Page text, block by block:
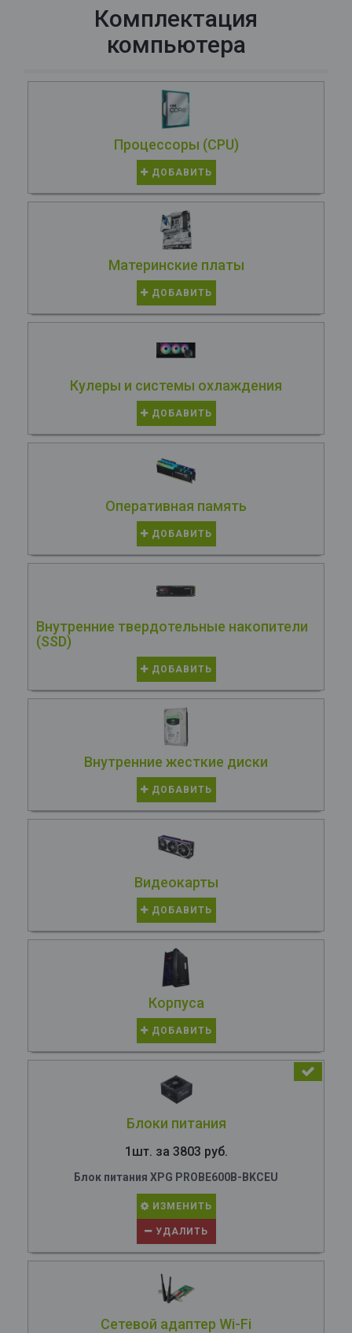
Комплектация
компьютера
Процессоры (CPU)
ДОБАВИТЬ
Материнские платы
ДОБАВИТЬ
Кулеры и системы охлаждения
ДОБАВИТЬ
Оперативная память
ДОБАВИТЬ
Внутренние твердотельные накопители
(SSD)
ДОБАВИТЬ
Внутренние жесткие диски
ДОБАВИТЬ
Видеокарты
ДОБАВИТЬ
Корпуса
ДОБАВИТЬ
Блоки питания
1шт. за 3803 руб.
Блок питания XPG PROBE600B-BKCEU
ИЗМЕНИТЬ
УДАЛИТЬ
Сетевой адаптер Wi-Fi